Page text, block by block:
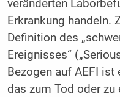
veränderten
Erkrankung handeln.
Definition des
Ereignisses“
Bezogen auf AEFI
das zum Tod oder